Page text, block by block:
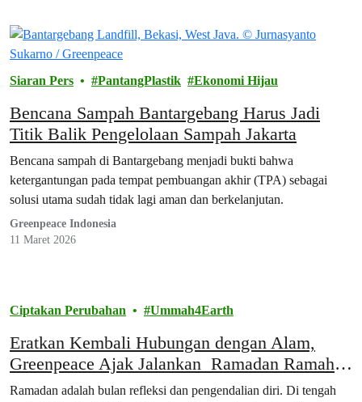
Siaran Pers PantangPlastik Ekonomi Hijau
Bencana Sampah Bantargebang Harus Jadi
Titik Balik Pengelolaan Sampah Jakarta
Bencana sampah di Bantargebang menjadi bukti bahwa
ketergantungan pada tempat pembuangan akhir (TPA) sebagai
solusi utama sudah tidak lagi aman dan berkelanjutan.
Greenpeace Indonesia
11 Maret 2026
Ciptakan Perubahan Ummah4Earth
Eratkan Kembali Hubungan dengan Alam,
Greenpeace Ajak Jalankan Ramadan Ramah
Lingkungan
Ramadan adalah bulan refleksi dan pengendalian diri. Di tengah